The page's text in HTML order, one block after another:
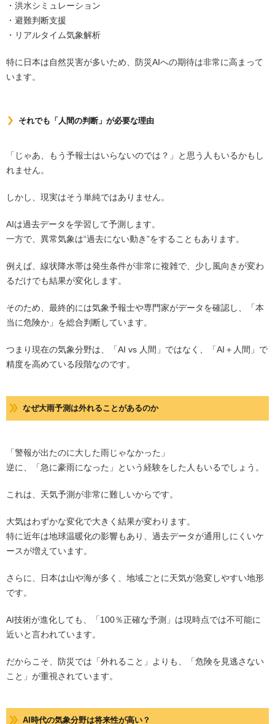
・洪水シミュレーション
・避難判断支援
・リアルタイム気象解析
特に日本は自然災害が多いため、防災AIへの期待は非常に高まって
います。
それでも「人間の判断」が必要な理由
「じゃあ、もう予報士はいらないのでは？」と思う人もいるかもし
れません。
しかし、現実はそう単純ではありません。
AIは過去データを学習して予測します。
一方で、異常気象は“過去にない動き”をすることもあります。
例えば、線状降水帯は発生条件が非常に複雑で、少し風向きが変わ
るだけでも結果が変化します。
そのため、最終的には気象予報士や専門家がデータを確認し、「本
当に危険か」を総合判断しています。
つまり現在の気象分野は、「AI vs 人間」ではなく、「AI＋人間」で
精度を高めている段階なのです。
なぜ大雨予測は外れることがあるのか
「警報が出たのに大した雨じゃなかった」
逆に、「急に豪雨になった」という経験をした人もいるでしょう。
これは、天気予測が非常に難しいからです。
大気はわずかな変化で大きく結果が変わります。
特に近年は地球温暖化の影響もあり、過去データが通用しにくいケ
ースが増えています。
さらに、日本は山や海が多く、地域ごとに天気が急変しやすい地形
です。
AI技術が進化しても、「100％正確な予測」は現時点では不可能に
近いと言われています。
だからこそ、防災では「外れること」よりも、「危険を見逃さない
こと」が重視されています。
AI時代の気象分野は将来性が高い？